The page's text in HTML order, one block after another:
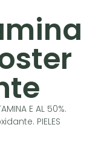
E AL 50%.
PIELES